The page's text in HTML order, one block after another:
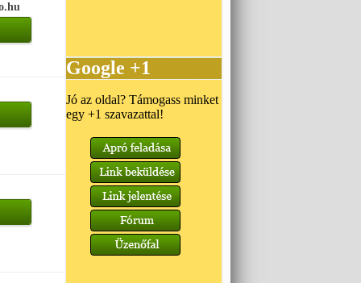
Google +1
Jó az oldal? Támogass minket
egy +1 szavazattal!